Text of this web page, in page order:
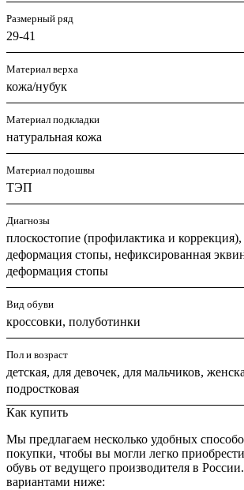
Размерный ряд
29-41
Материал верха
кожа/нубук
Материал подкладки
натуральная кожа
Материал подошвы
ТЭП
Диагнозы
плоскостопие (профилактика и коррекция),
деформация стопы, нефиксированная
деформация стопы
Вид обуви
кроссовки, полуботинки
Пол и возраст
детская, для девочек, для мальчиков,
подростковая
Как купить
Мы предлагаем несколько удобных
покупки, чтобы вы могли легко
обувь от ведущего производителя в
вариантами ниже: